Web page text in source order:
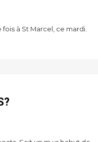
à St Marcel, ce mardi.